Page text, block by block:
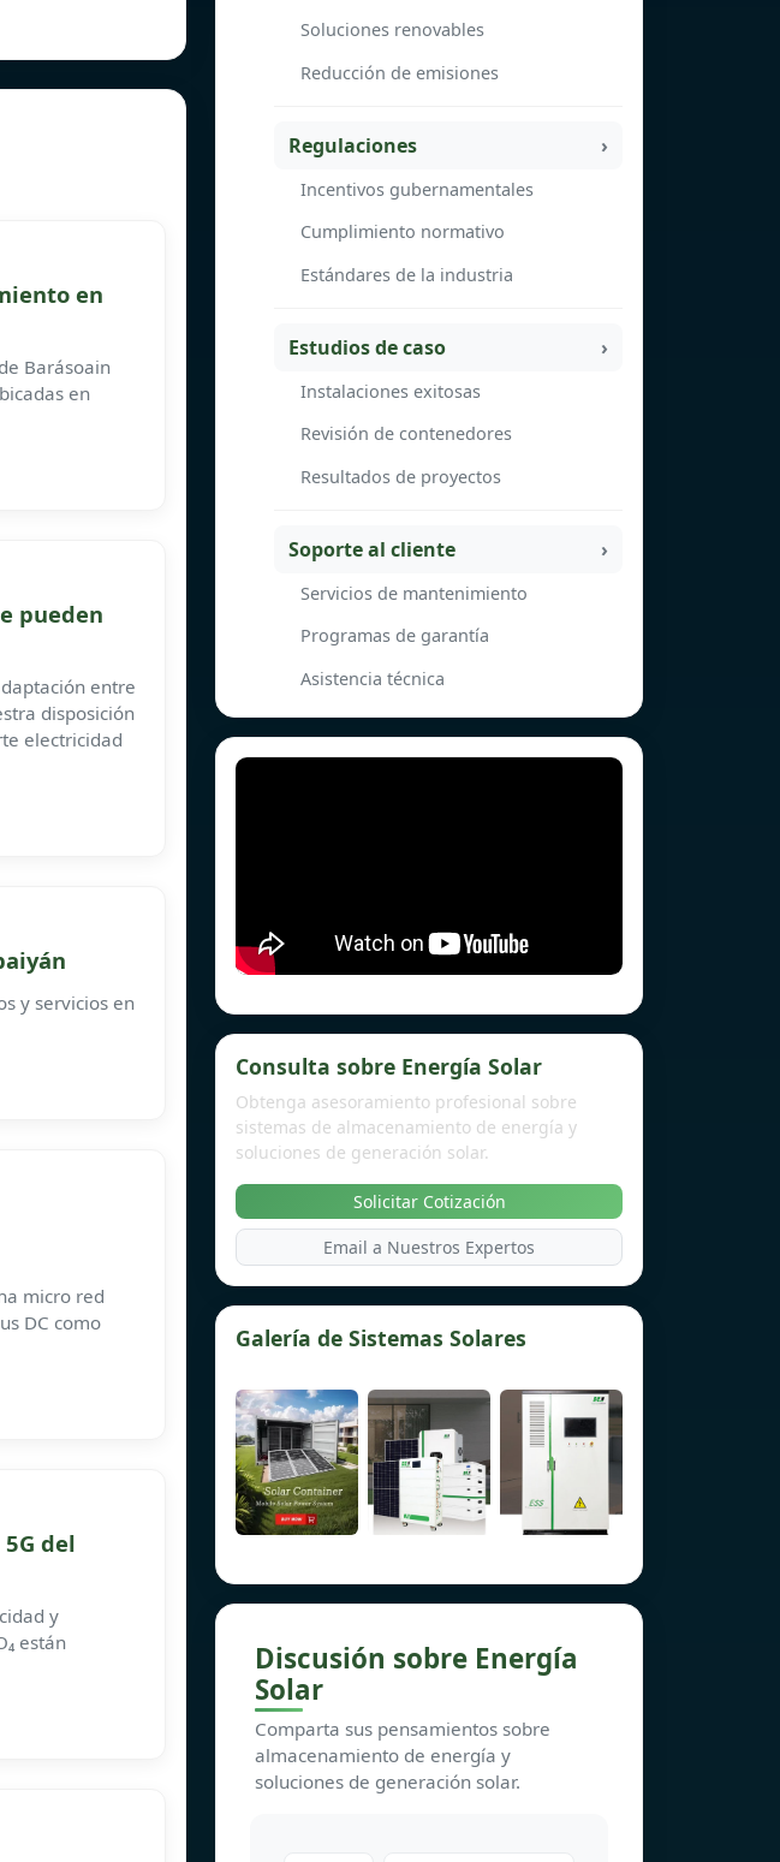
en
Barásoain
en
pueden
entre
disposición
electricidad
y servicios en
micro red
DC como
del
y
están
Soluciones renovables
Reducción de emisiones
Regulaciones
Incentivos gubernamentales
Cumplimiento normativo
Estándares de la industria
Estudios de caso
Instalaciones exitosas
Revisión de contenedores
Resultados de proyectos
Soporte al cliente
Servicios de mantenimiento
Programas de garantía
Asistencia técnica
Consulta sobre Energía Solar
Obtenga asesoramiento profesional sobre
sistemas de almacenamiento de energía y
soluciones de generación solar.
Solicitar Cotización
Email a Nuestros Expertos
Galería de Sistemas Solares
Discusión sobre Energía
Solar
Comparta sus pensamientos sobre
almacenamiento de energía y
soluciones de generación solar.